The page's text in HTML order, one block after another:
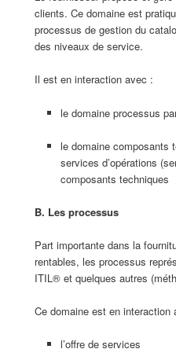
clients. Ce domaine est
processus de gestion du
des niveaux de service.
Il est en interaction avec :
le domaine processus
le domaine composants
services d’opérations
composants techniques
B. Les processus
Part importante dans la
rentables, les processus
ITIL® et quelques autres
Ce domaine est en interaction
l’offre de services